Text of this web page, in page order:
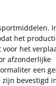
het
het
afzonderlijke
een
zijn bevestigd